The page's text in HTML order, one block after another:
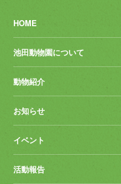
HOME
池田動物園について
動物紹介
お知らせ
イベント
活動報告